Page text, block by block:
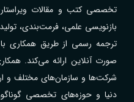
تخصصی کتب و مقالات
بازنویسی علمی، فرمت‌بندی،
ترجمه رسمی از طریق همکاری
صورت آنلاین ارائه می‌کند.
دنیا و حوزه‌های تخصصی